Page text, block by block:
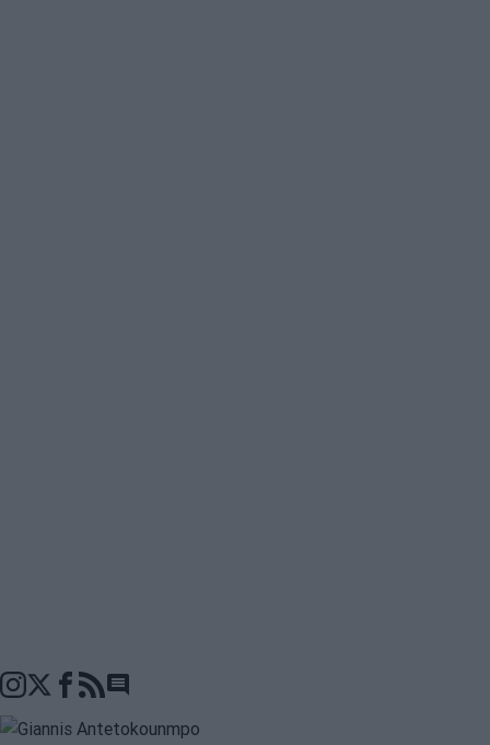
Go to comments seciton